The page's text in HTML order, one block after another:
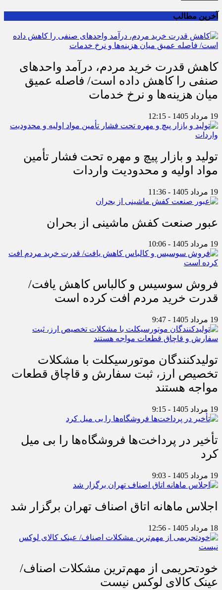
آخرین مطالب
کاهش قدرت خرید مردم، درآمد واحدهای
صنفی را کاهش داده است/ فاصله عمیق
میان هزینه‌ها و نرخ خدمات
19 مرداد 1405 - 12:15
تولید و بازار پیچ و مهره تحت فشار تأمین
مواد اولیه و محدودیت واردات
19 مرداد 1405 - 11:36
عبور صنعت کفش ماشینی از بحران
19 مرداد 1405 - 10:06
فروش سوسیس و کالباس کاهش یافت/
قدرت خرید مردم افت کرده است
19 مرداد 1405 - 9:47
تولیدکنندگان موتورسیکلت با مشکلات
تخصیص ارز، ثبت سفارش و قاچاق قطعات
مواجه هستند
19 مرداد 1405 - 9:15
تأخیر در پرداخت‌ها فروشگاه‌ها را بی میل
کرد
19 مرداد 1405 - 9:03
اجلاس ماهانه اتاق اصناف تهران برگزار شد
18 مرداد 1405 - 12:56
خودتحریمی از مهم‌ترین مشکلات اصناف/
عینک کالای لوکس نیست